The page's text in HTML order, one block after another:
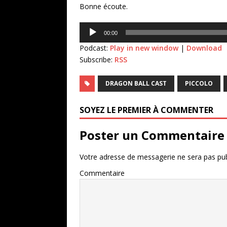
Bonne écoute.
Lecteur
audio
00:00
Podcast: Play in new window| Download
Subscribe: RSS
DRAGON BALL CAST PICCOLO
SOYEZ LE PREMIER À COMMENTER
Poster un Commentaire
Votre adresse de messagerie ne sera pas
Commentaire